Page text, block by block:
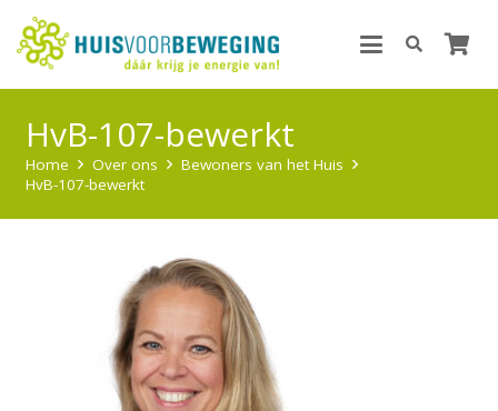
HvB-107-bewerkt
Home Over ons
Bewoners van het Huis
HvB-107-bewerkt